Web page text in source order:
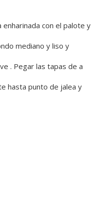
con el palote y
mediano y liso y
. Pegar las tapas de a
hasta punto de jalea y